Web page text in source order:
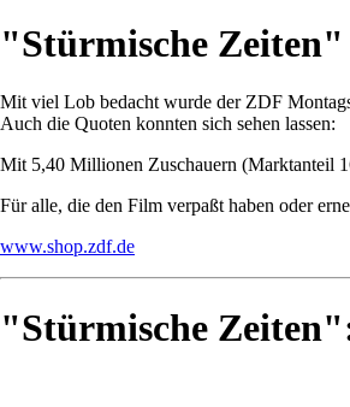
"Stürmische
Mit viel Lob bedacht wurde der ZDF
Auch die Quoten konnten sich sehen lassen:
Mit 5,40 Millionen Zuschauern (Marktanteil
Für alle, die den Film verpaßt haben oder
www.shop.zdf.de
"Stürmische